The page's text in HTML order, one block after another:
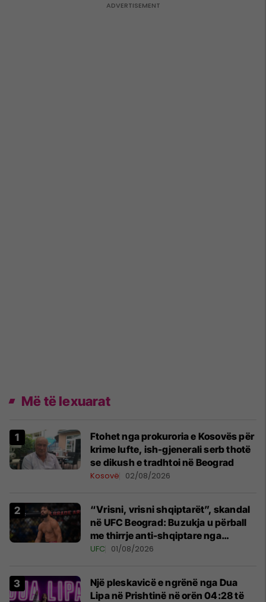
Më të lexuarat
Ftohet nga prokuroria e Kosovës për
krime lufte, ish-gjenerali serb thotë
se dikush e tradhtoi në Beograd
Kosovë 02/08/2026
“Vrisni, vrisni shqiptarët”, skandal
në UFC Beograd: Buzukja u përball
me thirrje anti-shqiptare nga
tribunat
UFC 01/08/2026
Një pleskavicë e ngrënë nga Dua
Lipa në Prishtinë në orën 04:28 të